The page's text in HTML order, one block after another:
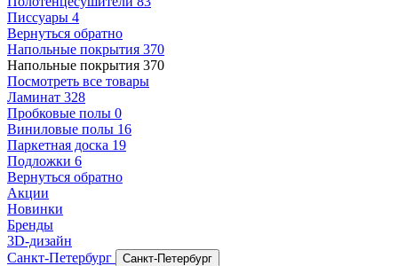
Писсуары 4
Вернуться обратно
Напольные покрытия 370
Напольные покрытия 370
Посмотреть все товары
Ламинат 328
Пробковые полы 0
Виниловые полы 16
Паркетная доска 19
Подложки 6
Вернуться обратно
Акции
Новинки
Бренды
3D-дизайн
Санкт-Петербург
Санкт-Петербург